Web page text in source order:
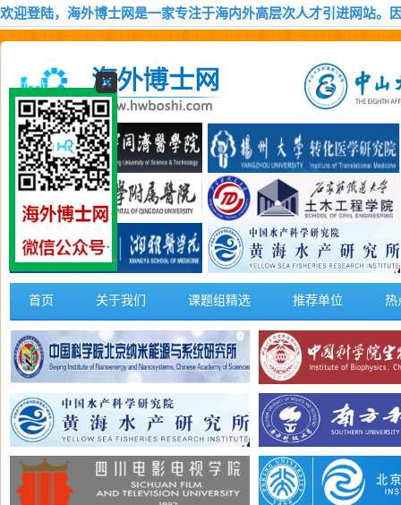
欢迎登陆，海外博士网是一家专注于海内外高层次人才引进网站。
首页 关于我们 课题组精选 推荐单位 热